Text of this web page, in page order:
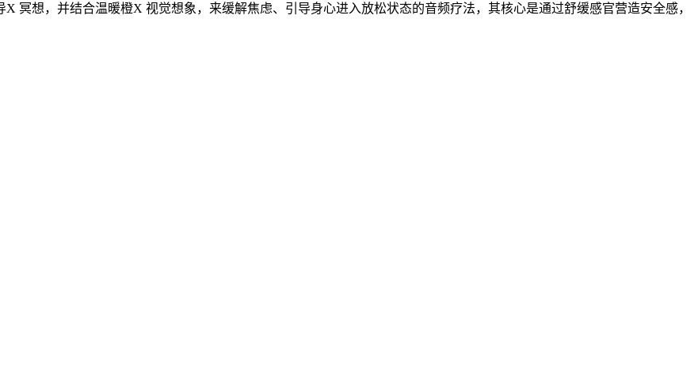
冥想，并结合温暖橙X 视觉想象，来缓解焦虑、引导身心进入放松状态的音频疗法，其核心是通过舒缓感官营造安全感，